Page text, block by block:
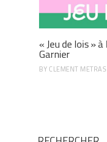
« Jeu de lois »
Garnier
BY CLEMENT METRAS